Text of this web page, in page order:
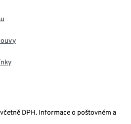
DPH. Informace o poštovném a